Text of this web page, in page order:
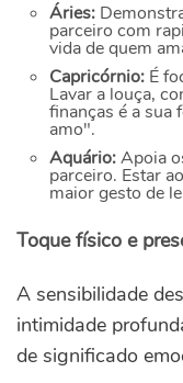
Áries:
parceiro com
vida de quem
Capricórnio: É
Lavar a louça,
finanças é a sua
amo".
Aquário:Apoia
parceiro. Estar
maior gesto de
Toque físico e
A sensibilidade
intimidade
de significado